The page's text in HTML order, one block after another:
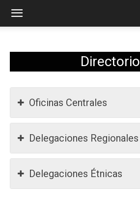
Directorio
Oficinas Centrales
Delegaciones Regionales
Delegaciones Étnicas